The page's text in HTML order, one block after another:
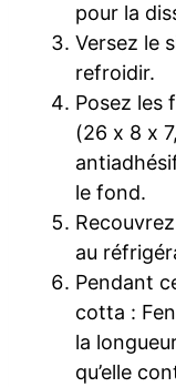
pour la
Versez le
refroidir.
Posez les
(26 x 8 x
le fond.
au
Pendant
cotta :
la
qu’elle